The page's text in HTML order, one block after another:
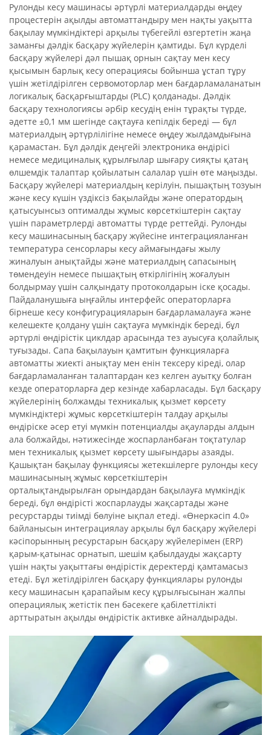
Рулонды кесу машинасы әртүрлі материалдарды өңдеу
процестерін ақылды автоматтандыру мен нақты уақытта
бақылау мүмкіндіктері арқылы түбегейлі өзгертетін жаңа
заманғы дәлдік басқару жүйелерін қамтиды. Бұл күрделі
басқару жүйелері дәл пышақ орнын сақтау мен кесу
қысымын барлық кесу операциясы бойынша ұстап тұру
үшін жетілдірілген сервомоторлар мен бағдарламаланатын
логикалық басқарғыштарды (PLC) қолданады. Дәлдік
басқару технологиясы әрбір кесудің енін тұрақты түрде,
әдетте ±0,1 мм шегінде сақтауға кепілдік береді — бұл
материалдың әртүрлілігіне немесе өңдеу жылдамдығына
қарамастан. Бұл дәлдік деңгейі электроника өндірісі
немесе медициналық құрылғылар шығару сияқты қатаң
өлшемдік талаптар қойылатын салалар үшін өте маңызды.
Басқару жүйелері материалдың керілуін, пышақтың тозуын
және кесу күшін үздіксіз бақылайды және оператордың
қатысуынсыз оптималды жұмыс көрсеткіштерін сақтау
үшін параметрлерді автоматты түрде реттейді. Рулонды
кесу машинасының басқару жүйесіне интеграцияланған
температура сенсорлары кесу аймағындағы жылу
жиналуын анықтайды және материалдың сапасының
төмендеуін немесе пышақтың өткірлігінің жоғалуын
болдырмау үшін салқындату протоколдарын іске қосады.
Пайдаланушыға ыңғайлы интерфейс операторларға
бірнеше кесу конфигурацияларын бағдарламалауға және
келешекте қолдану үшін сақтауға мүмкіндік береді, бұл
әртүрлі өндірістік циклдар арасында тез ауысуға қолайлық
туғызады. Сапа бақылауын қамтитын функцияларға
автоматты жиекті анықтау мен енін тексеру кіреді, олар
бағдарламаланған талаптардан кез келген ауытқу болған
кезде операторларға дер кезінде хабарласады. Бұл басқару
жүйелерінің болжамды техникалық қызмет көрсету
мүмкіндіктері жұмыс көрсеткіштерін талдау арқылы
өндіріске әсер етуі мүмкін потенциалды ақауларды алдын
ала болжайды, нәтижесінде жоспарланбаған тоқтатулар
мен техникалық қызмет көрсету шығындары азаяды.
Қашықтан бақылау функциясы жетекшілерге рулонды кесу
машинасының жұмыс көрсеткіштерін
орталықтандырылған орындардан бақылауға мүмкіндік
береді, бұл өндірісті жоспарлауды жақсартады және
ресурстарды тиімді бөлуіне ықпал етеді. «Өнеркәсіп 4.0»
байланысын интеграциялау арқылы бұл басқару жүйелері
кәсіпорынның ресурстарын басқару жүйелерімен (ERP)
қарым-қатынас орнатып, шешім қабылдауды жақсарту
үшін нақты уақыттағы өндірістік деректерді қамтамасыз
етеді. Бұл жетілдірілген басқару функциялары рулонды
кесу машинасын қарапайым кесу құрылғысынан жалпы
операциялық жетістік пен бәсекеге қабілеттілікті
арттыратын ақылды өндірістік активке айналдырады.